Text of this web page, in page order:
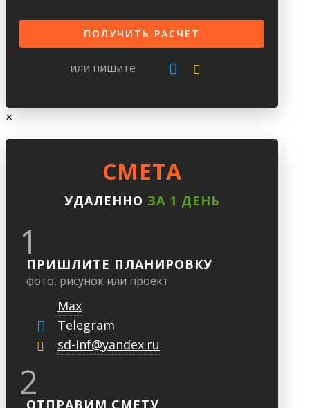
или пишите
×
CМЕТА
УДАЛЕННО ЗА 1 ДЕНЬ
1
ПРИШЛИТЕ ПЛАНИРОВКУ
фото, рисунок или проект
Max
Telegram
sd-inf@yandex.ru
2
ОТПРАВИМ СМЕТУ